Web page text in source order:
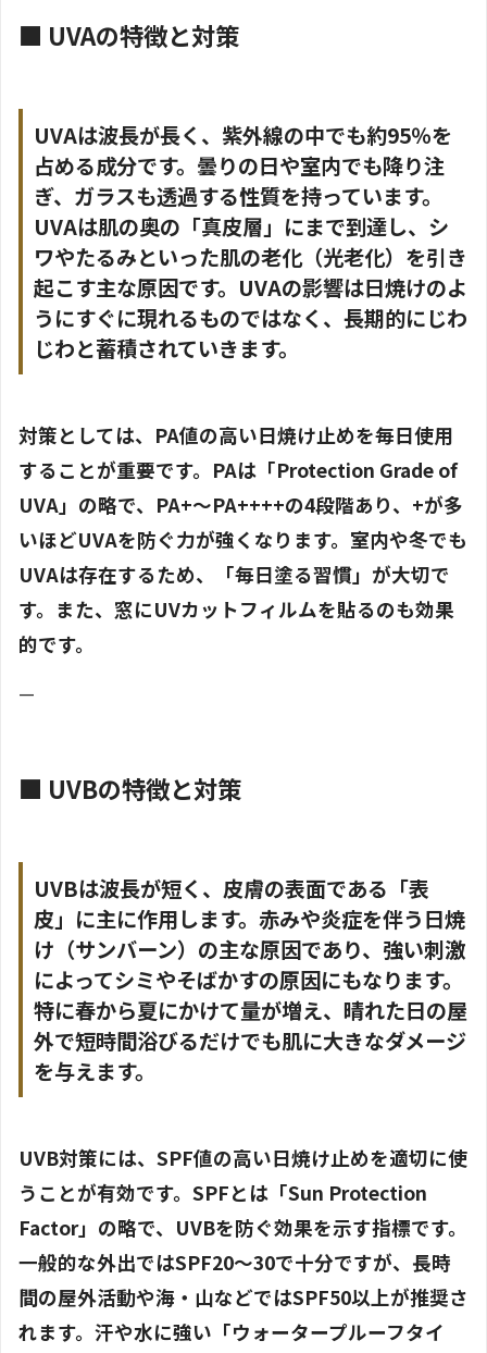
■ UVAの特徴と対策
UVAは波長が長く、紫外線の中でも約95％を
占める成分です。曇りの日や室内でも降り注
ぎ、ガラスも透過する性質を持っています。
UVAは肌の奥の「真皮層」にまで到達し、シ
ワやたるみといった肌の老化（光老化）を引き
起こす主な原因です。UVAの影響は日焼けのよ
うにすぐに現れるものではなく、長期的にじわ
じわと蓄積されていきます。
対策としては、PA値の高い日焼け止めを毎日使用
することが重要です。PAは「Protection Grade of
UVA」の略で、PA+～PA++++の4段階あり、+が多
いほどUVAを防ぐ力が強くなります。室内や冬でも
UVAは存在するため、「毎日塗る習慣」が大切で
す。また、窓にUVカットフィルムを貼るのも効果
的です。
—
■ UVBの特徴と対策
UVBは波長が短く、皮膚の表面である「表
皮」に主に作用します。赤みや炎症を伴う日焼
け（サンバーン）の主な原因であり、強い刺激
によってシミやそばかすの原因にもなります。
特に春から夏にかけて量が増え、晴れた日の屋
外で短時間浴びるだけでも肌に大きなダメージ
を与えます。
UVB対策には、SPF値の高い日焼け止めを適切に使
うことが有効です。SPFとは「Sun Protection
Factor」の略で、UVBを防ぐ効果を示す指標です。
一般的な外出ではSPF20〜30で十分ですが、長時
間の屋外活動や海・山などではSPF50以上が推奨さ
れます。汗や水に強い「ウォータープルーフタイ